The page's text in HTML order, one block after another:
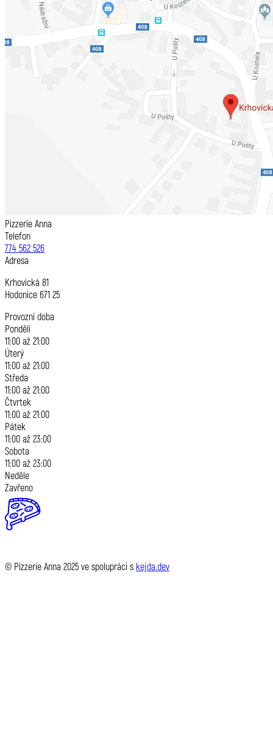
Pizzerie Anna
Telefon
774 562 526
Adresa
Krhovická 81
Hodonice 671 25
Provozní doba
Pondělí
11:00 až 21:00
Úterý
11:00 až 21:00
Středa
11:00 až 21:00
Čtvrtek
11:00 až 21:00
Pátek
11:00 až 23:00
Sobota
11:00 až 23:00
Neděle
Zavřeno
© Pizzerie Anna 2025 ve spolupráci s kejda.dev